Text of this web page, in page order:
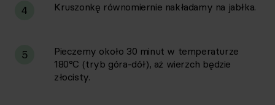
4 Kruszonkę równomiernie nakładamy na jabłka.
5
Pieczemy około 30 minut w temperaturze
180°C (tryb góra-dół), aż wierzch będzie
złocisty.